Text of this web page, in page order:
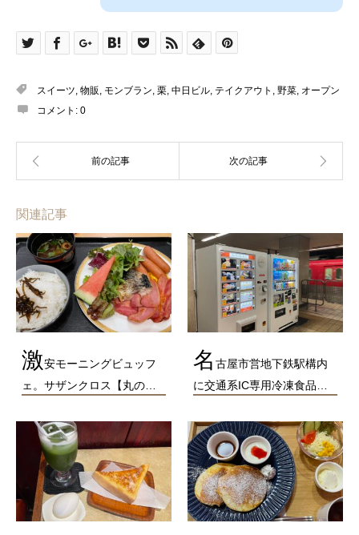
スイーツ 物販 モンブラン 栗 中日ビル テイクアウト 野菜 オープン
コメント: 0
関連記事
激安モーニングビュッフ
ェ。サザンクロス【丸の…
名 古屋市営地下鉄駅構内
に交通系IC専用冷凍食品…